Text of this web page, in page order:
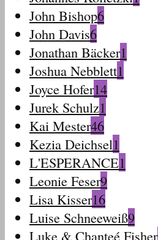
John Bishop6
John Davis6
Jonathan Bäcker1
Joshua Nebblett1
Joyce Hofer14
Jurek Schulz1
Kai Mester46
Kezia Deichsel1
L'ESPERANCE1
Leonie Feser9
Lisa Kisser16
Luise Schneeweiß9
Luke & Chanteé Fisher